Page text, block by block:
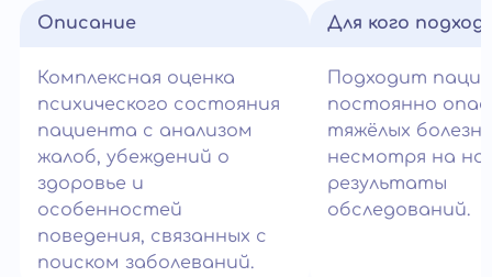
Описание
Комплексная оценка
психического состояния
пациента с анализом
жалоб, убеждений о
здоровье и
особенностей
поведения, связанных с
поиском заболеваний.
Для кого
Подходит
постоянно
тяжёлых
несмотря на
результаты
обследований.